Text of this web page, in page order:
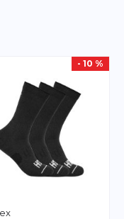
- 10 %